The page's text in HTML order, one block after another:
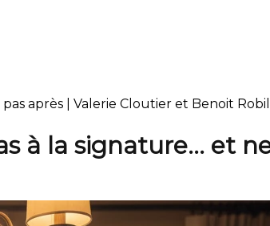
après | Valerie Cloutier et Benoit
à la signature… et